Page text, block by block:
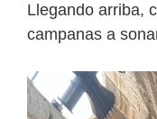
Llegando arriba,
campanas a